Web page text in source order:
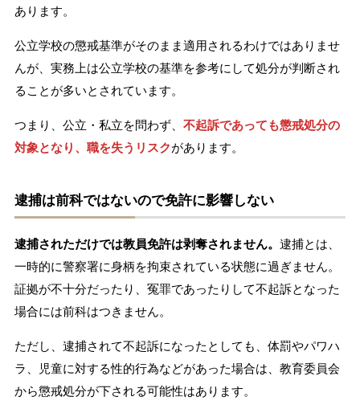
あります。
公立学校の懲戒基準がそのまま適用されるわけではありませ
んが、実務上は公立学校の基準を参考にして処分が判断され
ることが多いとされています。
つまり、公立・私立を問わず、 不起訴であっても懲戒処分の
対象となり、職を失うリスクがあります。
逮捕は前科ではないので免許に影響しない
逮捕されただけでは教員免許は剥奪されません。 逮捕とは、
一時的に警察署に身柄を拘束されている状態に過ぎません。
証拠が不十分だったり、冤罪であったりして不起訴となった
場合には前科はつきません。
ただし、逮捕されて不起訴になったとしても、体罰やパワハ
ラ、児童に対する性的行為などがあった場合は、教育委員会
から懲戒処分が下される可能性はあります。